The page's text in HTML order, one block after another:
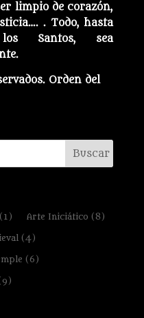
limpio de corazón,
. Todo, hasta
Santos, sea
Orden del
Arte Iniciático (8)
(4)
(6)